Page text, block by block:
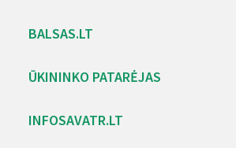
BALSAS.LT
ŪKININKO PATARĖJAS
INFOSAVATR.LT